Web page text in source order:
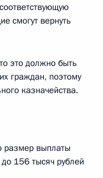
смогут вернуть
это должно быть
граждан, поэтому
казначейства.
размер выплаты
156 тысяч рублей